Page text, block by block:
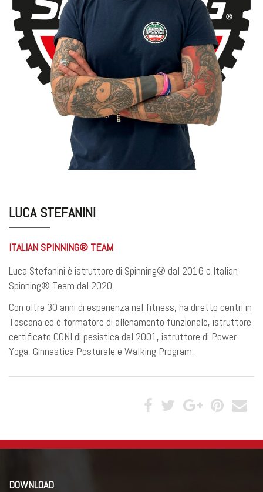
LUCA STEFANINI
ITALIAN SPINNING® TEAM
Luca Stefanini è istruttore di Spinning® dal 2016 e Italian
Spinning® Team dal 2020.
Con oltre 30 anni di esperienza nel fitness, ha diretto centri in
Toscana ed è formatore di allenamento funzionale, istruttore
certificato CONI di pesistica dal 2001, istruttore di Power
Yoga, Ginnastica Posturale e Walking Program.
DOWNLOAD